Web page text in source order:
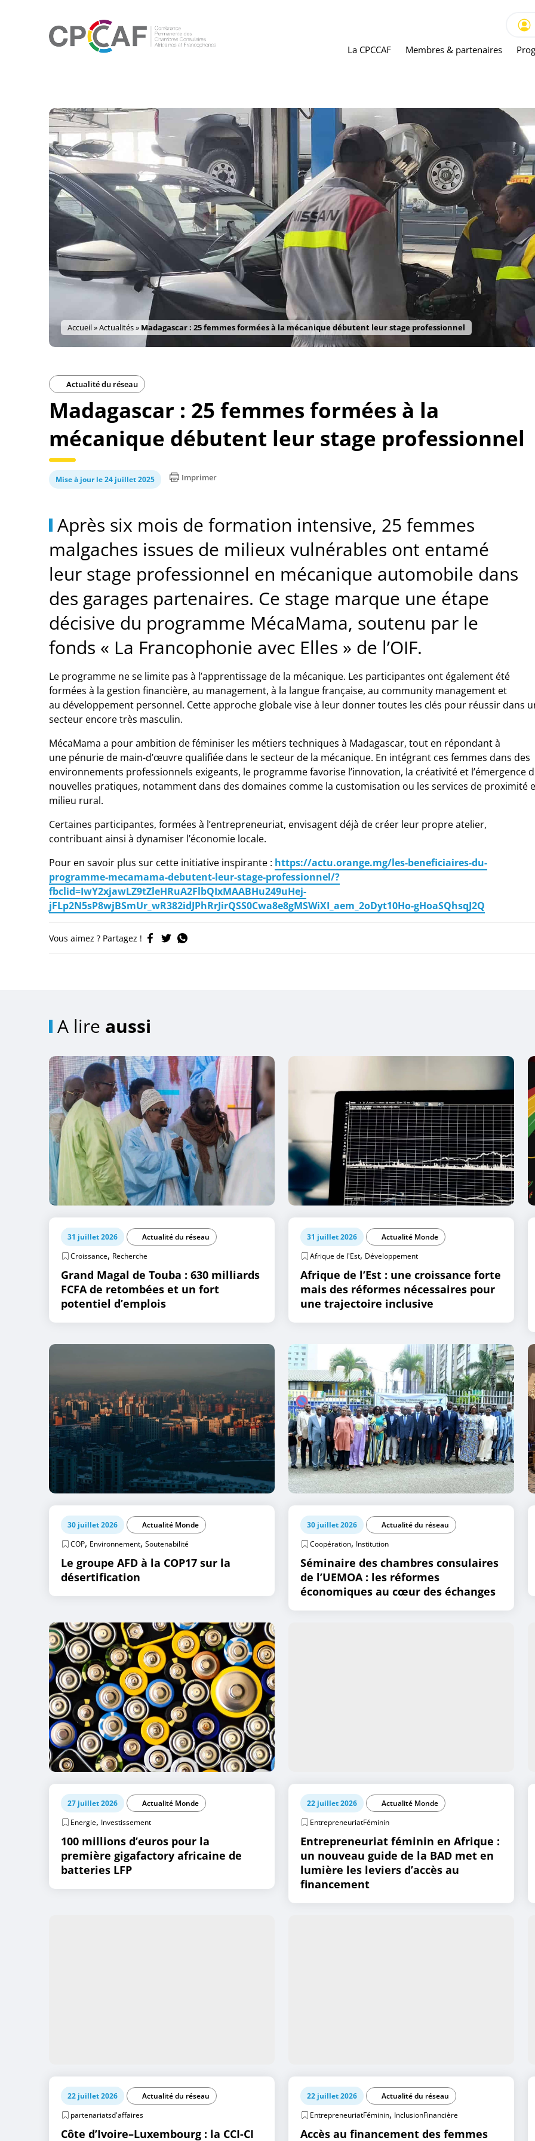
La CPCCAF Membres & partenaires
Accueil»Actualités» Madagascar : 25 femmes formées à la mécanique débutent leur stage professionnel
Actualité du réseau
Madagascar : 25 femmes formées à la
mécanique débutent leur stage professionnel
Mise à jour le 24 juillet 2025 Imprimer
Après six mois de formation intensive, 25 femmes
malgaches issues de milieux vulnérables ont entamé
leur stage professionnel en mécanique automobile dans
des garages partenaires. Ce stage marque une étape
décisive du programme MécaMama, soutenu par le
fonds « La Francophonie avec Elles » de l’OIF.
Le programme ne se limite pas à l’apprentissage de la mécanique. Les participantes ont également été
formées à la gestion financière, au management, à la langue française, au community management et
au développement personnel. Cette approche globale vise à leur donner toutes les clés pour réussir dans
secteur encore très masculin.
MécaMama a pour ambition de féminiser les métiers techniques à Madagascar, tout en répondant à
une pénurie de main-d’œuvre qualifiée dans le secteur de la mécanique. En intégrant ces femmes dans des
environnements professionnels exigeants, le programme favorise l’innovation, la créativité et l’émergence
nouvelles pratiques, notamment dans des domaines comme la customisation ou les services de proximité
milieu rural.
Certaines participantes, formées à l’entrepreneuriat, envisagent déjà de créer leur propre atelier,
contribuant ainsi à dynamiser l’économie locale.
Pour en savoir plus sur cette initiative inspirante : https://actu.orange.mg/les-beneficiaires-du-
programme-mecamama-debutent-leur-stage-professionnel/?
fbclid=IwY2xjawLZ9tZleHRuA2FlbQIxMAABHu249uHej-
jFLp2N5sP8wjBSmUr_wR382idJPhRrJirQSS0Cwa8e8gMSWiXI_aem_2oDyt10Ho-gHoaSQhsqJ2Q
Vous aimez ? Partagez !
A lire aussi
31 juillet 2026
Actualité du réseau
Croissance, Recherche
Grand Magal de Touba : 630 milliards
FCFA de retombées et un fort
potentiel d’emplois
31 juillet 2026
Actualité Monde
Afrique de l'Est, Développement
Afrique de l’Est : une croissance forte
mais des réformes nécessaires pour
une trajectoire inclusive
30 juillet 2026
Actualité Monde
COP, Environnement, Soutenabilité
Le groupe AFD à la COP17 sur la
désertification
30 juillet 2026
Actualité du réseau
Coopération, Institution
Séminaire des chambres consulaires
de l’UEMOA : les réformes
économiques au cœur des échanges
27 juillet 2026
Actualité Monde
Energie, Investissement
100 millions d’euros pour la
première gigafactory africaine de
batteries LFP
22 juillet 2026
Actualité Monde
EntrepreneuriatFéminin
Entrepreneuriat féminin en Afrique :
un nouveau guide de la BAD met en
lumière les leviers d’accès au
financement
22 juillet 2026
Actualité du réseau
partenariatsd'affaires
Côte d’Ivoire–Luxembourg : la CCI-CI
22 juillet 2026
Actualité du réseau
EntrepreneuriatFéminin, InclusionFinancière
Accès au financement des femmes